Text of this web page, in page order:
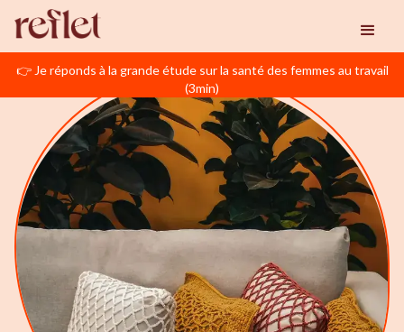
👉 Je réponds à la grande étude sur la santé des femmes au travail
(3min)